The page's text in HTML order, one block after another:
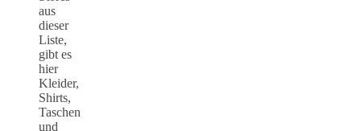
aus
dieser
Liste,
gibt es
hier
Kleider,
Shirts,
Taschen
und